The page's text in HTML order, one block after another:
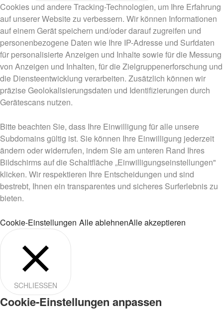
Cookies und andere Tracking-Technologien, um Ihre Erfahrung
auf unserer Website zu verbessern. Wir können Informationen
auf einem Gerät speichern und/oder darauf zugreifen und
personenbezogene Daten wie Ihre IP-Adresse und Surfdaten
für personalisierte Anzeigen und Inhalte sowie für die Messung
von Anzeigen und Inhalten, für die Zielgruppenerforschung und
die Diensteentwicklung verarbeiten. Zusätzlich können wir
präzise Geolokalisierungsdaten und Identifizierungen durch
Gerätescans nutzen.
Bitte beachten Sie, dass Ihre Einwilligung für alle unsere
Subdomains gültig ist. Sie können Ihre Einwilligung jederzeit
ändern oder widerrufen, indem Sie am unteren Rand Ihres
Bildschirms auf die Schaltfläche „Einwilligungseinstellungen"
klicken. Wir respektieren Ihre Entscheidungen und sind
bestrebt, Ihnen ein transparentes und sicheres Surferlebnis zu
bieten.
Cookie-Einstellungen Alle ablehnenAlle akzeptieren
SCHLIESSEN
Cookie-Einstellungen anpassen